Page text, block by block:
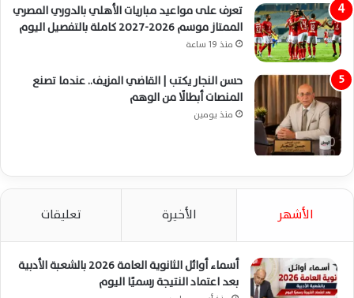
تعرف على مواعيد مباريات الأهلي بالدوري المصري
الممتاز موسم 2026-2027 كاملة بالتفصيل اليوم
منذ 19 ساعة
حسن النجار يكتب | القاضي المزيف.. عندما تصنع
المنصات أبطالًا من الوهم
منذ يومين
الأشهر الأخيرة تعليقات
أسماء أوائل الثانوية العامة 2026 بالشعبة الأدبية
بعد اعتماد النتيجة رسميًا اليوم